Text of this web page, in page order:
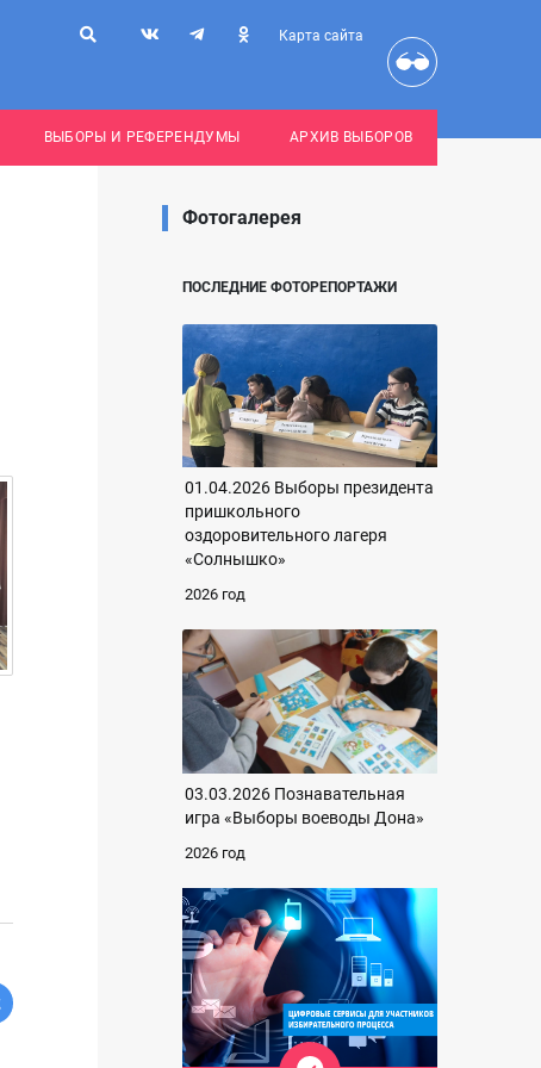
Карта сайта
ВЫБОРЫ И РЕФЕРЕНДУМЫ АРХИВ ВЫБОРОВ
Фотогалерея
ПОСЛЕДНИЕ ФОТОРЕПОРТАЖИ
01.04.2026 Выборы президента
пришкольного
оздоровительного лагеря
«Солнышко»
2026 год
03.03.2026 Познавательная
игра «Выборы воеводы Дона»
2026 год